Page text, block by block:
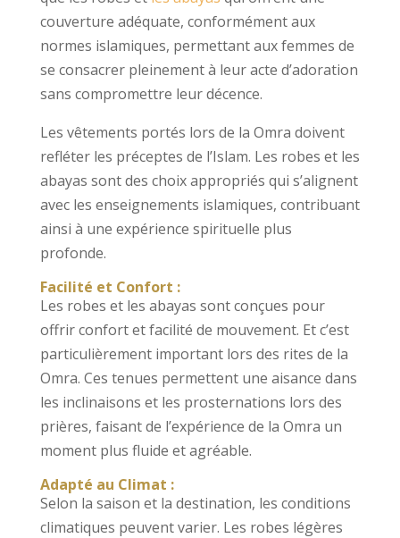
couverture adéquate, conformément aux
normes islamiques, permettant aux femmes de
se consacrer pleinement à leur acte d’adoration
sans compromettre leur décence.
Les vêtements portés lors de la Omra doivent
refléter les préceptes de l’Islam. Les robes et les
abayas sont des choix appropriés qui s’alignent
avec les enseignements islamiques, contribuant
ainsi à une expérience spirituelle plus
profonde.
Facilité et Confort :
Les robes et les abayas sont conçues pour
offrir confort et facilité de mouvement. Et c’est
particulièrement important lors des rites de la
Omra. Ces tenues permettent une aisance dans
les inclinaisons et les prosternations lors des
prières, faisant de l’expérience de la Omra un
moment plus fluide et agréable.
Adapté au Climat :
Selon la saison et la destination, les conditions
climatiques peuvent varier. Les robes légères